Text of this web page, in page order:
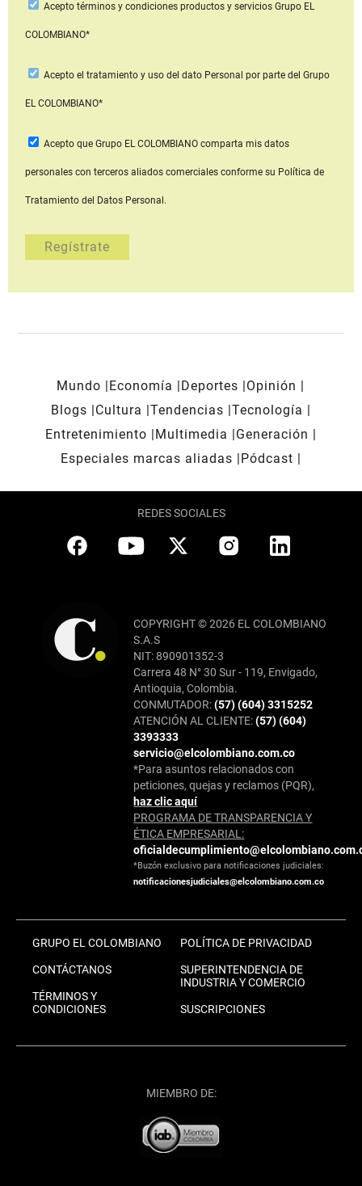
Aceptotérminos y condiciones productos y serviciosGrupo EL
COLOMBIANO*
Acepto el tratamiento y uso del dato Personal por parte del Grupo
EL COLOMBIANO*
Acepto que Grupo EL COLOMBIANOcomparta mis datos
personales con terceros aliados comerciales conforme su Política de
Tratamiento del Datos Personal.
Mundo Economía Deportes
Opinión
Blogs
Cultura Tendencias Tecnología
Entretenimiento
Multimedia
Generación
Especiales marcas aliadas
Pódcast
REDES SOCIALES
COPYRIGHT © 2026 EL COLOMBIANO
S.A.S
NIT: 890901352-3
Carrera 48 N° 30 Sur - 119, Envigado,
Antioquia, Colombia.
CONMUTADOR:(57) (604) 3315252
ATENCIÓN AL CLIENTE:(57) (604)
3393333
servicio@elcolombiano.com.co
*Para asuntos relacionados con
peticiones, quejas y reclamos (PQR),
haz clic aquí
PROGRAMA DE TRANSPARENCIA Y
ÉTICA EMPRESARIAL:
*Buzón exclusivo para notificaciones judiciales:
notificacionesjudiciales@elcolombiano.com.co
GRUPO EL COLOMBIANO
CONTÁCTANOS
TÉRMINOS Y
CONDICIONES
POLÍTICA DE PRIVACIDAD
SUPERINTENDENCIA DE
INDUSTRIA Y COMERCIO
SUSCRIPCIONES
MIEMBRO DE: